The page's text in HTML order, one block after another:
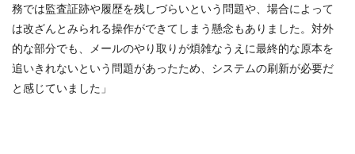
務では監査証跡や履歴を残しづらいという問題や、場合によって
は改ざんとみられる操作ができてしまう懸念もありました。対外
的な部分でも、メールのやり取りが煩雑なうえに最終的な原本を
追いきれないという問題があったため、システムの刷新が必要だ
と感じていました」